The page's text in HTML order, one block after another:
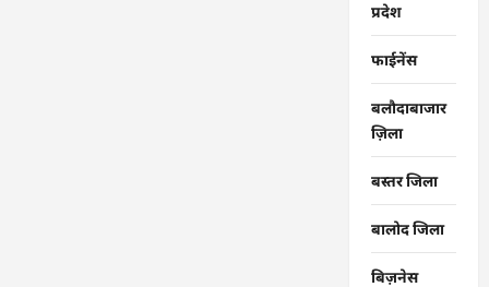
प्रदेश
फाईनेंस
बलौदाबाजार
ज़िला
बस्तर जिला
बालोद जिला
बिज़नेस